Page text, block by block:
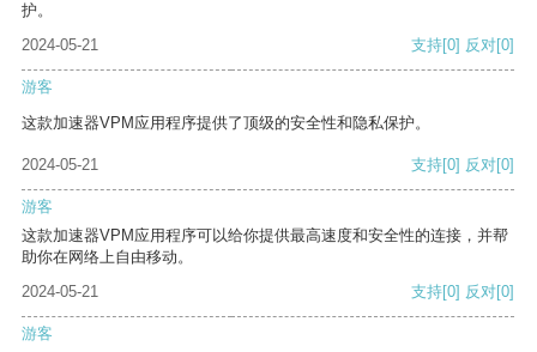
护。
2024-05-21
支持[0] 反对[0]
游客
这款加速器VPM应用程序提供了顶级的安全性和隐私保护。
2024-05-21 支持[0] 反对[0]
游客
这款加速器VPM应用程序可以给你提供最高速度和安全性的连接，并帮
助你在网络上自由移动。
2024-05-21
支持[0] 反对[0]
游客